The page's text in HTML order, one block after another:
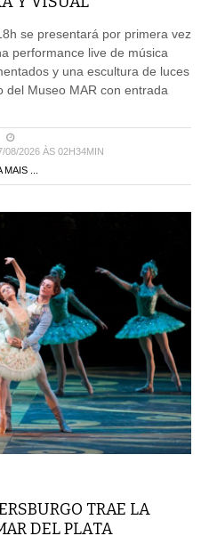
se presentará por primera vez
performance live de música
y una escultura de luces
del Museo MAR con entrada
08/2026 ÀS 02H34MIN
MAIS ...
TRAE LA
DEL PLATA